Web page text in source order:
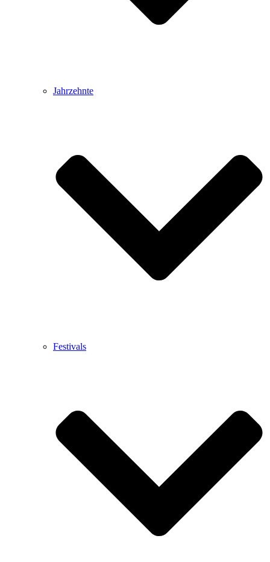
Jahrzehnte
Festivals